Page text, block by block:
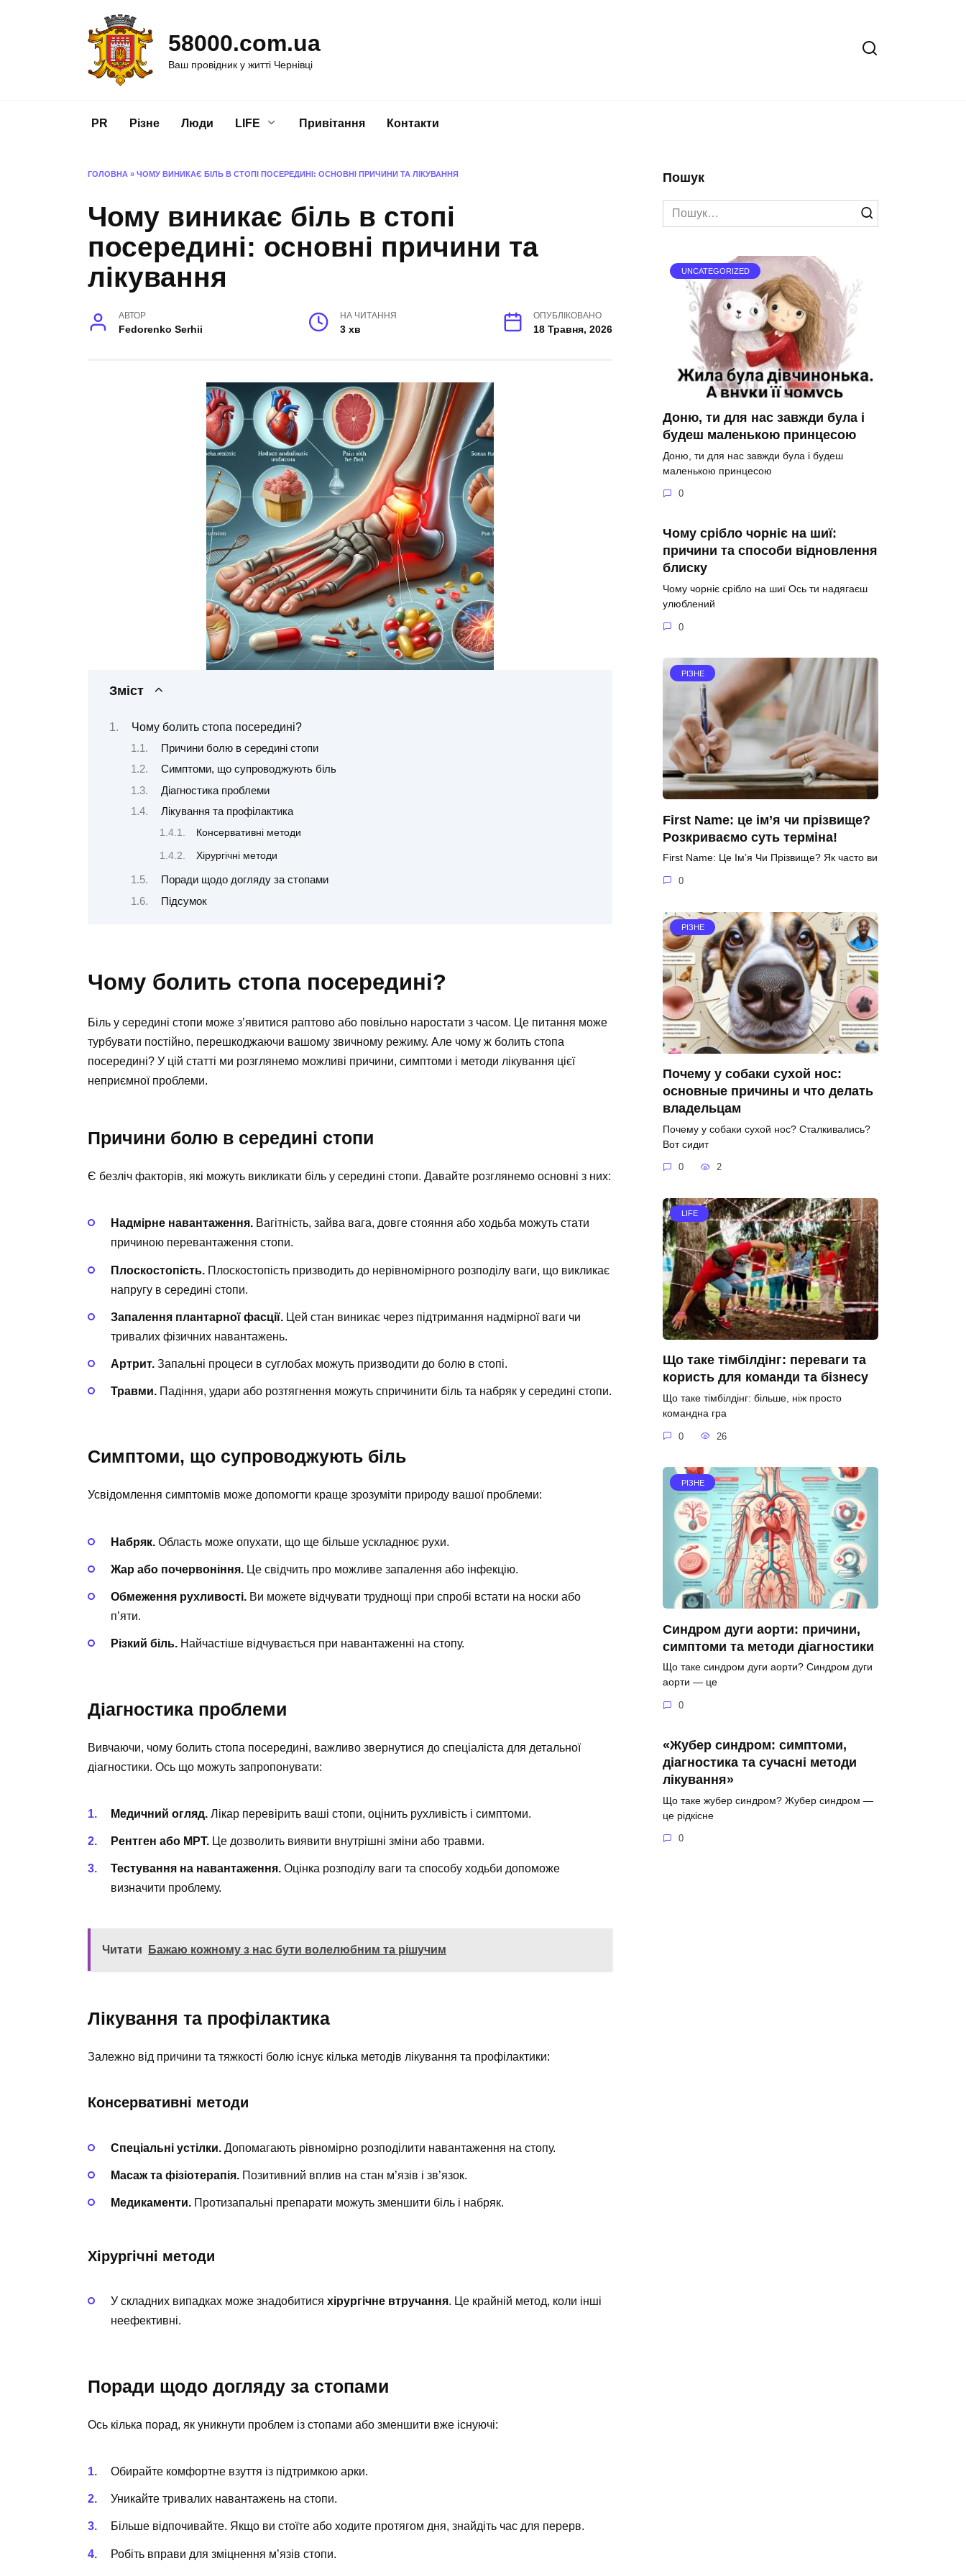
58000.com.ua
Ваш провідник у житті Чернівці
PR Різне Люди LIFE Привітання Контакти
ГОЛОВНА » ЧОМУ ВИНИКАЄ БІЛЬ В СТОПІ ПОСЕРЕДИНІ: ОСНОВНІ ПРИЧИНИ ТА ЛІКУВАННЯ
Чому виникає біль в стопі
посередині: основні причини та
лікування
АВТОР
Fedorenko Serhii
НА ЧИТАННЯ
3 хв
ОПУБЛІКОВАНО
18 Травня, 2026
Зміст
Чому болить стопа посередині?
Причини болю в середині стопи
Симптоми, що супроводжують біль
Діагностика проблеми
Лікування та профілактика
Консервативні методи
Хірургічні методи
Поради щодо догляду за стопами
Підсумок
Чому болить стопа посередині?
Біль у середині стопи може з’явитися раптово або повільно наростати з часом. Це питання може
турбувати постійно, перешкоджаючи вашому звичному режиму. Але чому ж болить стопа
посередині? У цій статті ми розглянемо можливі причини, симптоми і методи лікування цієї
неприємної проблеми.
Причини болю в середині стопи
Є безліч факторів, які можуть викликати біль у середині стопи. Давайте розглянемо основні з них:
Надмірне навантаження. Вагітність, зайва вага, довге стояння або ходьба можуть стати
причиною перевантаження стопи.
Плоскостопість. Плоскостопість призводить до нерівномірного розподілу ваги, що викликає
напругу в середині стопи.
Запалення плантарної фасції. Цей стан виникає через підтримання надмірної ваги чи
тривалих фізичних навантажень.
Артрит. Запальні процеси в суглобах можуть призводити до болю в стопі.
Травми. Падіння, удари або розтягнення можуть спричинити біль та набряк у середині стопи.
Симптоми, що супроводжують біль
Усвідомлення симптомів може допомогти краще зрозуміти природу вашої проблеми:
Набряк. Область може опухати, що ще більше ускладнює рухи.
Жар або почервоніння. Це свідчить про можливе запалення або інфекцію.
Обмеження рухливості. Ви можете відчувати труднощі при спробі встати на носки або
п’яти.
Різкий біль. Найчастіше відчувається при навантаженні на стопу.
Діагностика проблеми
Вивчаючи, чому болить стопа посередині, важливо звернутися до спеціаліста для детальної
діагностики. Ось що можуть запропонувати:
Медичний огляд. Лікар перевірить ваші стопи, оцінить рухливість і симптоми.
Рентген або МРТ. Це дозволить виявити внутрішні зміни або травми.
Тестування на навантаження. Оцінка розподілу ваги та способу ходьби допоможе
визначити проблему.
Читати Бажаю кожному з нас бути волелюбним та рішучим
Лікування та профілактика
Залежно від причини та тяжкості болю існує кілька методів лікування та профілактики:
Консервативні методи
Спеціальні устілки. Допомагають рівномірно розподілити навантаження на стопу.
Масаж та фізіотерапія. Позитивний вплив на стан м’язів і зв’язок.
Медикаменти. Протизапальні препарати можуть зменшити біль і набряк.
Хірургічні методи
У складних випадках може знадобитися хірургічне втручання. Це крайній метод, коли інші
неефективні.
Поради щодо догляду за стопами
Ось кілька порад, як уникнути проблем із стопами або зменшити вже існуючі:
Обирайте комфортне взуття із підтримкою арки.
Уникайте тривалих навантажень на стопи.
Більше відпочивайте. Якщо ви стоїте або ходите протягом дня, знайдіть час для перерв.
Робіть вправи для зміцнення м’язів стопи.
Пошук
Search
for:
UNCATEGORIZED
Доню, ти для нас завжди була і
будеш маленькою принцесою
Доню, ти для нас завжди була і будеш
маленькою принцесою
0
Чому срібло чорніє на шиї:
причини та способи відновлення
блиску
Чому чорніє срібло на шиї Ось ти надягаєш
улюблений
0
РІЗНЕ
First Name: це ім’я чи прізвище?
Розкриваємо суть терміна!
First Name: Це Ім’я Чи Прізвище? Як часто ви
0
РІЗНЕ
Почему у собаки сухой нос:
основные причины и что делать
владельцам
Почему у собаки сухой нос? Сталкивались?
Вот сидит
0 2
LIFE
Що таке тімбілдінг: переваги та
користь для команди та бізнесу
Що таке тімбілдінг: більше, ніж просто
командна гра
0 26
РІЗНЕ
Синдром дуги аорти: причини,
симптоми та методи діагностики
Що таке синдром дуги аорти? Синдром дуги
аорти — це
0
«Жубер синдром: симптоми,
діагностика та сучасні методи
лікування»
Що таке жубер синдром? Жубер синдром —
це рідкісне
0